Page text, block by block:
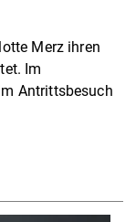
Merz ihren
Im
Antrittsbesuch